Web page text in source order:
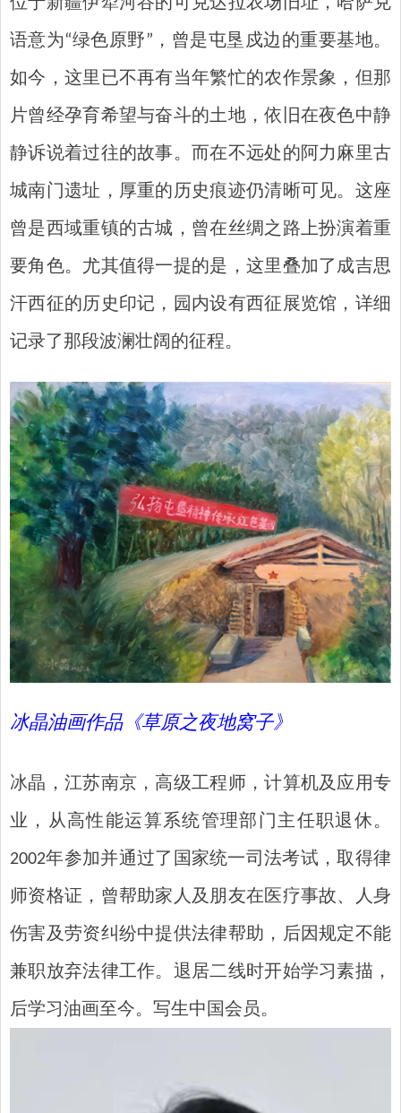
语意为“绿色原野”，曾是屯垦戍边的重要基地。
如今，这里已不再有当年繁忙的农作景象，但那
片曾经孕育希望与奋斗的土地，依旧在夜色中静
静诉说着过往的故事。而在不远处的阿力麻里古
城南门遗址，厚重的历史痕迹仍清晰可见。这座
曾是西域重镇的古城，曾在丝绸之路上扮演着重
要角色。尤其值得一提的是，这里叠加了成吉思
汗西征的历史印记，园内设有西征展览馆，详细
记录了那段波澜壮阔的征程。
冰晶油画作品《草原之夜地窝子》
冰晶，江苏南京，高级工程师，计算机及应用专
业，从高性能运算系统管理部门主任职退休。
2002年参加并通过了国家统一司法考试，取得律
师资格证，曾帮助家人及朋友在医疗事故、人身
伤害及劳资纠纷中提供法律帮助，后因规定不能
兼职放弃法律工作。退居二线时开始学习素描，
后学习油画至今。写生中国会员。